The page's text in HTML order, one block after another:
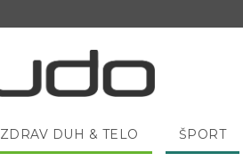
ZDRAV DUH & TELO ŠPORT